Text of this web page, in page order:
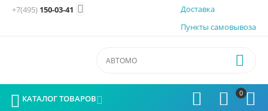
Доставка
Пункты самовывоза
+7(495) 150-03-41 
0 



 КАТАЛОГ ТОВАРОВ